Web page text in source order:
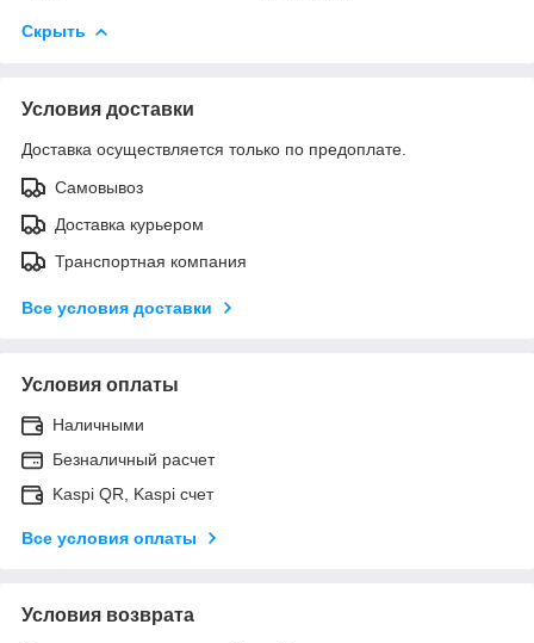
Скрыть
Условия доставки
Доставка осуществляется только по предоплате.
Самовывоз
Доставка курьером
Транспортная компания
Все условия доставки
Условия оплаты
Наличными
Безналичный расчет
Kaspi QR, Kaspi счет
Все условия оплаты
Условия возврата